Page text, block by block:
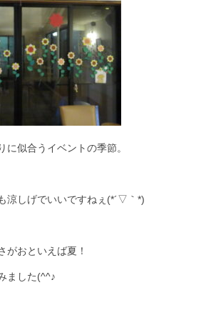
に似合うイベントの季節。
涼しげでいいですねぇ(*´▽｀*)
がおといえば夏！
ました(^^♪